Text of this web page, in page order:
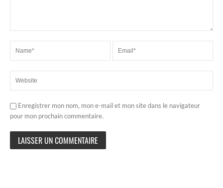
Enregistrer mon nom, mon e-mail et mon site dans le navigateur
pour mon prochain commentaire.